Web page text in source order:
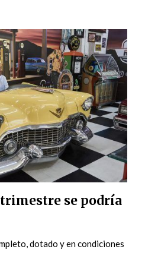
se podría
dotado y en condiciones